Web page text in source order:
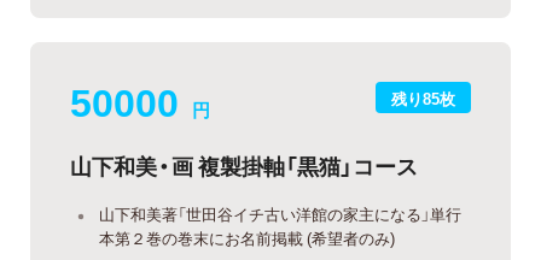
残り85枚
50000 円
山下和美・画 複製掛軸「黒猫」コース
山下和美著「世田谷イチ古い洋館の家主になる」単行
本第２巻の巻末にお名前掲載 (希望者のみ)